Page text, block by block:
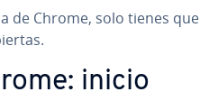
de Chrome, solo tienes que
inicio